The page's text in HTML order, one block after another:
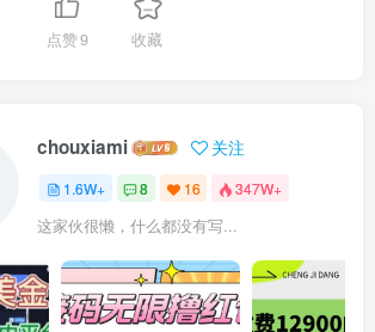
点赞9 收藏
chouxiami 关注
1.6W+ 8 16 347W+
这家伙很懒，什么都没有写...